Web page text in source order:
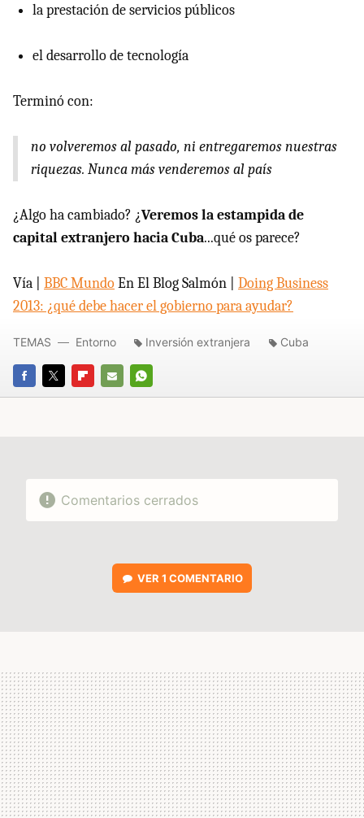
la prestación de servicios públicos
el desarrollo de tecnología
Terminó con:
no volveremos al pasado, ni entregaremos nuestras
riquezas. Nunca más venderemos al país
¿Algo ha cambiado? ¿Veremos la estampida de
capital extranjero hacia Cuba...qué os parece?
Vía | BBC MundoEn El Blog Salmón | Doing Business
2013: ¿qué debe hacer el gobierno para ayudar?
FACEBOOK
TWITTERFLIPBOARD
E-
WHATSAPP
TEMAS Entorno Inversión extranjera Cuba
Comentarios cerrados
VER 1 COMENTARIO